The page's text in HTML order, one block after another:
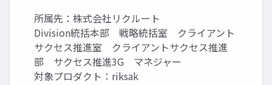
所属先：株式会社リクルート
Division統括本部 戦略統括室 クライアント
サクセス推進室 クライアントサクセス推進
部 サクセス推進3G マネジャー
対象プロダクト：riksak